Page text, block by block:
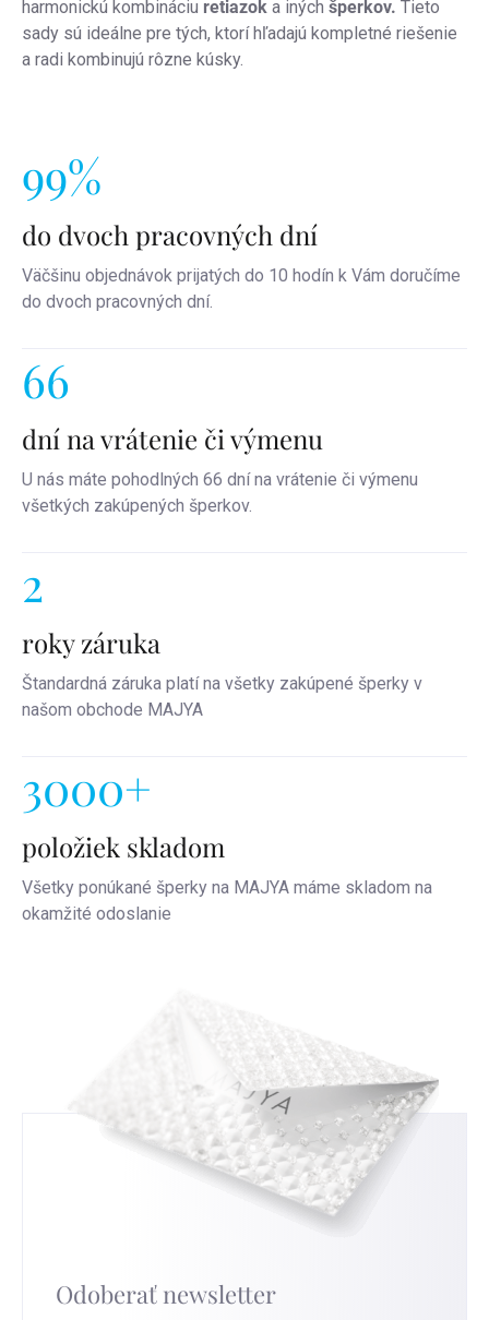
harmonickú kombináciu retiazok a iných šperkov. Tieto
sady sú ideálne pre tých, ktorí hľadajú kompletné riešenie
a radi kombinujú rôzne kúsky.
99%
do dvoch pracovných dní
Väčšinu objednávok prijatých do 10 hodín k Vám doručíme
do dvoch pracovných dní.
66
dní na vrátenie či výmenu
U nás máte pohodlných 66 dní na vrátenie či výmenu
všetkých zakúpených šperkov.
2
roky záruka
Štandardná záruka platí na všetky zakúpené šperky v
našom obchode MAJYA
3000+
položiek skladom
Všetky ponúkané šperky na MAJYA máme skladom na
okamžité odoslanie
Odoberať newsletter